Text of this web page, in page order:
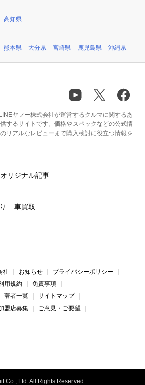
高知県
熊本県 大分県 宮崎県 鹿児島県 沖縄県
ヤフー株式会社が運営するクルマに関するあ
するサイトです。価格やスペックなどの公式情
リアルなレビューまで購入検討に役立つ情報を
オリジナル記事
車買取
社 お知らせ
プライバシーポリシー
用規約
免責事項
著者一覧
サイトマップ
盟店募集
ご意見・ご要望
Co., Ltd. All Rights Reserved.